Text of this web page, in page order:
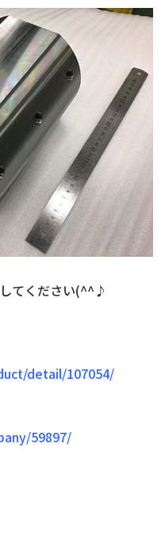
てください(^^♪
detail/107054/
59897/